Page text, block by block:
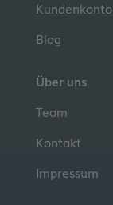
Kundenkonto
Blog
Über uns
Team
Kontakt
Impressum